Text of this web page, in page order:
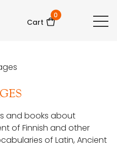
Cart
0
and books about
of Finnish and other
of Latin, Ancient